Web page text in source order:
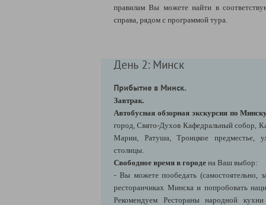
правилам Вы можете найти в
справа, рядом с программой тура.
День 2: Минск
Прибытие в Минск.
Завтрак.
Автобусная обзорная экскурсия по
город, Свято-Духов Кафедральный собор,
Марии, Ратуша, Троицкое предместье,
столицы.
Свободное время в городе на Ваш выбор:
- Вы можете пообедать (самостоятельно,
ресторанчиках Минска и попробовать
Рекомендуем Рестораны народной